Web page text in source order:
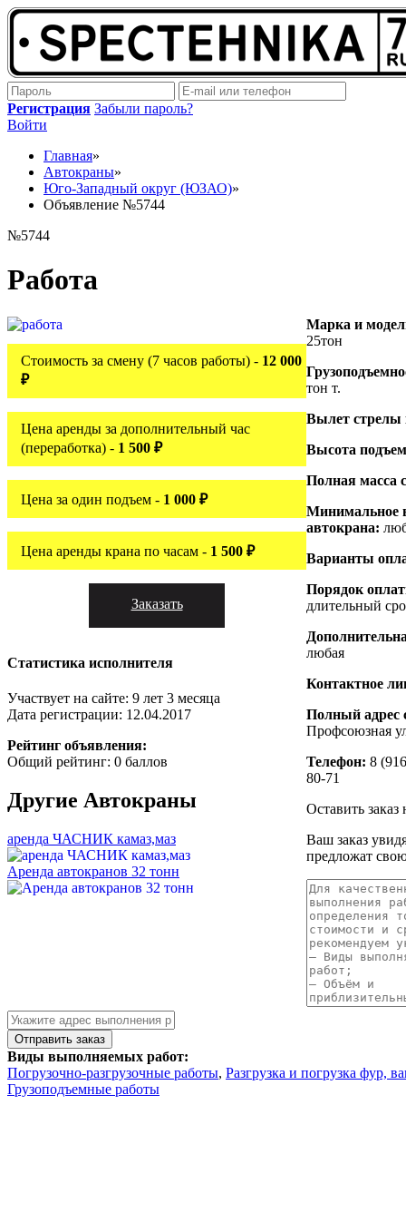
Регистрация Забыли пароль?
Войти
Главная»
Автокраны»
Юго-Западный округ (ЮЗАО)»
Объявление №5744
№5744
Работа
Стоимость за смену (7 часов работы) - 12 000
₽
Цена аренды за дополнительный час
(переработка) - 1 500 ₽
Цена за один подъем - 1 000 ₽
Цена аренды крана по часам - 1 500 ₽
Заказать
Статистика исполнителя
Участвует на сайте: 9 лет 3 месяца
Дата регистрации: 12.04.2017
Рейтинг объявления:
Общий рейтинг: 0 баллов
Другие Автокраны
аренда ЧАСНИК камаз,маз
Аренда автокранов 32 тонн
Марка и
25тон
тон т.
Вылет стрелы
Высота
Полная масса
Минимальное
автокрана:
Варианты
Порядок
длительный
любая
Контактное
Полный адрес
Профсоюзная
Телефон: 8
80-71
Оставить заказ
Ваш заказ
предложат
Виды выполняемых работ:
Погрузочно-разгрузочные работы, Разгрузка и погрузка фур,
Грузоподъемные работы